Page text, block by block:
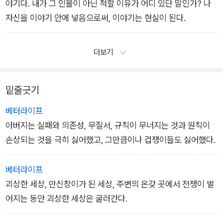
야기다. 내가 그 인물이 아닌 척할 이유가 어디 있단 말인가? 나
자신을 이야기 안에 넣음으로써, 이야기는 현실이 된다.
더보기
밑줄긋기
베터라이프
아버지는 실패와 의존성, 무질서, 규칙이 무너지는 것과 원칙이
손상되는 것을 극히 싫어했고, 그만큼이나 겁쟁이들도 싫어했다.
베터라이프
괴상한 세상, 만신창이가 된 세상, 주변의 온갖 곳에서 전쟁이 벌
어지는 동안 괴상한 세상은 굴러간다.